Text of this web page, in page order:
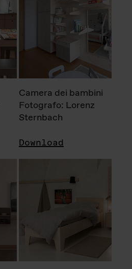
Camera dei bambini
Fotografo: Lorenz
Sternbach
Download